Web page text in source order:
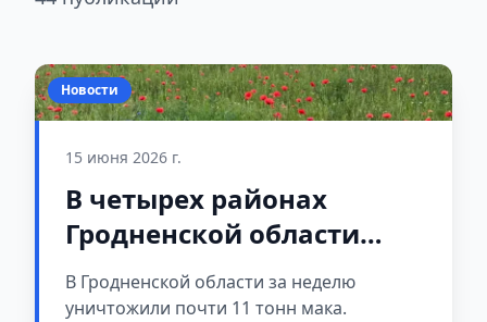
Новости
15 июня 2026 г.
В четырех районах
Гродненской области
выявили крупные
заросли мака
В Гродненской области за неделю
уничтожили почти 11 тонн мака.